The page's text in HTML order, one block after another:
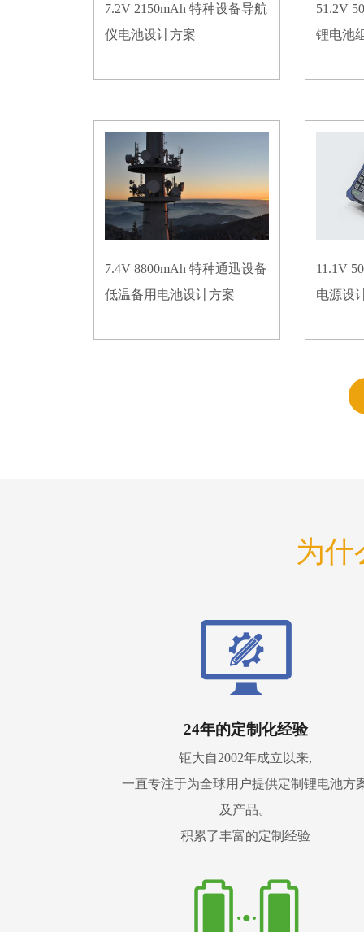
7.2V 2150mAh 特种设备导航
仪电池设计方案
51.2V
锂电池
7.4V 8800mAh 特种通迅设备
低温备用电池设计方案
11.1V
电源设
为什
24年的定制化经验
钜大自2002年成立以来,
一直专注于为全球用户提供定制锂电池方
及产品。
积累了丰富的定制经验